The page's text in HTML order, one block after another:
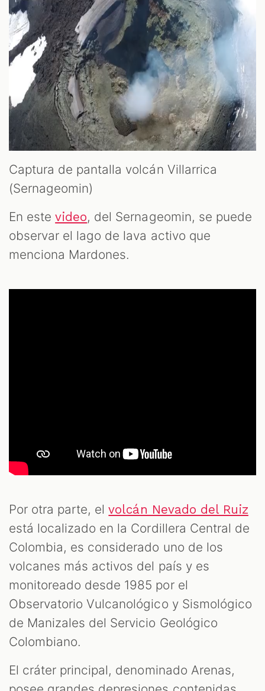
Captura de pantalla volcán Villarrica
(Sernageomin)
En estevideo, del Sernageomin, se puede
observar el lago de lava activo que
menciona Mardones.
Por otra parte, elvolcán Nevado del Ruiz
está localizado en la Cordillera Central de
Colombia, es considerado uno de los
volcanes más activos del país y es
monitoreado desde 1985 por el
Observatorio Vulcanológico y Sismológico
de Manizales del Servicio Geológico
Colombiano.
El cráter principal, denominado Arenas,